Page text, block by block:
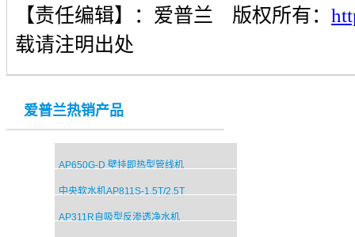
【责任编辑】： 爱普兰 版权所有：
载请注明出处
爱普兰热销产品
AP650G-D 壁挂即热型管线机
中央软水机AP811S-1.5T/2.5T
AP311R自吸型反渗透净水机